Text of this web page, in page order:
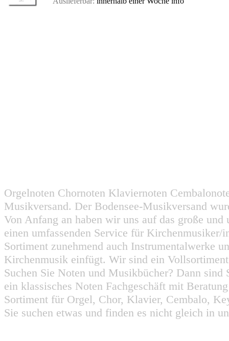
Orgelnoten Chornoten Klaviernoten
Musikversand. Der Bodensee-Musikversand
Von Anfang an haben wir uns auf das große
einen umfassenden Service für
Sortiment zunehmend auch Instrumentalwerke
Kirchenmusik einfügt. Wir sind ein
Suchen Sie Noten und Musikbücher? Dann
ein klassisches Noten Fachgeschäft mit
Sortiment für Orgel, Chor, Klavier, Cembalo,
Sie suchen etwas und finden es nicht gleich in